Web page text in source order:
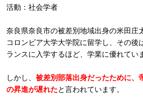
活動：社会学者
奈良県奈良市の被差別地域出身の米田庄
コロンビア大学大学院に留学し、その後
ランスに入学するほど、学業に優れてい
しかし、 被差別部落出身だったために、
の昇進が遅れたと言われています。